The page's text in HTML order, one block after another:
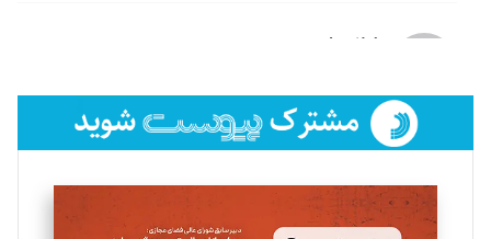
لیلا حنارود
فائزه فتحی رستمی
تحریریه